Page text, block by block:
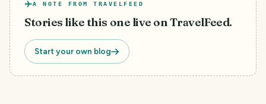
A NOTE FROM TRAVELFEED
Stories like this one live on TravelFeed.
Start your own blog